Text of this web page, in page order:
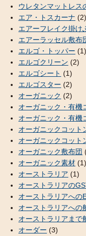
ウレタンマットレス
エア・トスカーナ (2)
エアーフレイク掛け
エアーラッセル敷布
エルゴ・トッパー (1)
エルゴクリーン (2)
エルゴシート (1)
エルゴスター (2)
オーガニック (2)
オーガニック・有機
オーガニック・有機
オーガニックコット
オーガニックコット
オーガニック敷布団
オーガニック素材 (1)
オーストラリア (1)
オーストラリアの
オーストラリアへの
オーストラリアへの
オーストラリアまで
オーダー (3)